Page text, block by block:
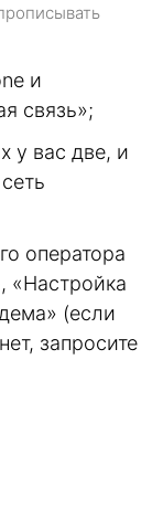
и
связь»;
у вас две, и
оператора
«Настройка
(если
запросите